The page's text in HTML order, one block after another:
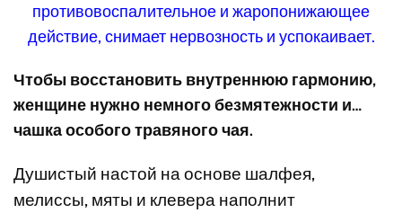
Чтобы восстановить внутреннюю гармонию,
женщине нужно немного безмятежности и…
чашка особого травяного чая.
Душистый настой на основе шалфея,
мелиссы, мяты и клевера наполнит